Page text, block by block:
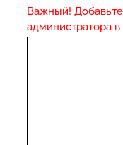
Важный!
администратора